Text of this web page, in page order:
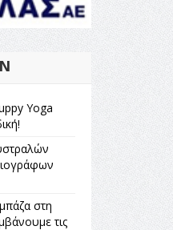
Yoga
στη
τις